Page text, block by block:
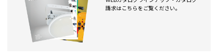
請求はこちらをご覧ください。